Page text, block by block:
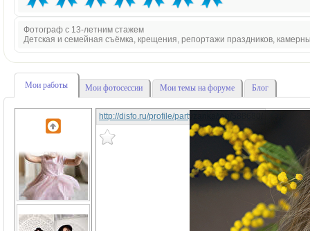
Фотограф с 13-летним стажем
Детская и семейная съёмка, крещения, репортажи праздников,
Мои работы Мои фотосессии Мои темы на форуме Блог
http://disfo.ru/profile/partyzanka/job/588680/